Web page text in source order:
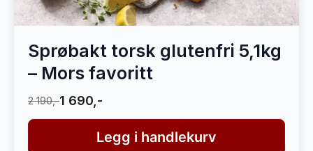
Sprøbakt torsk glutenfri 5,1kg
– Mors favoritt
2 190,-1 690,-
Legg i handlekurv